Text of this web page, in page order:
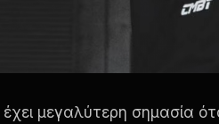
έχει μεγαλύτερη σημασία